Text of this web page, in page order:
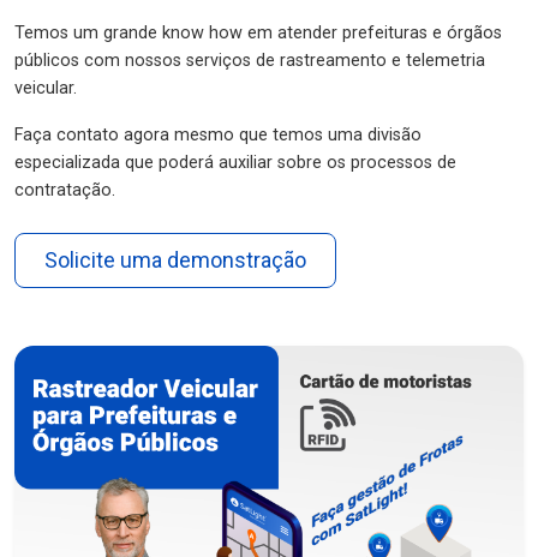
Temos um grande know how em atender prefeituras e órgãos
públicos com nossos serviços de rastreamento e telemetria
veicular.
Faça contato agora mesmo que temos uma divisão
especializada que poderá auxiliar sobre os processos de
contratação.
Solicite uma demonstração